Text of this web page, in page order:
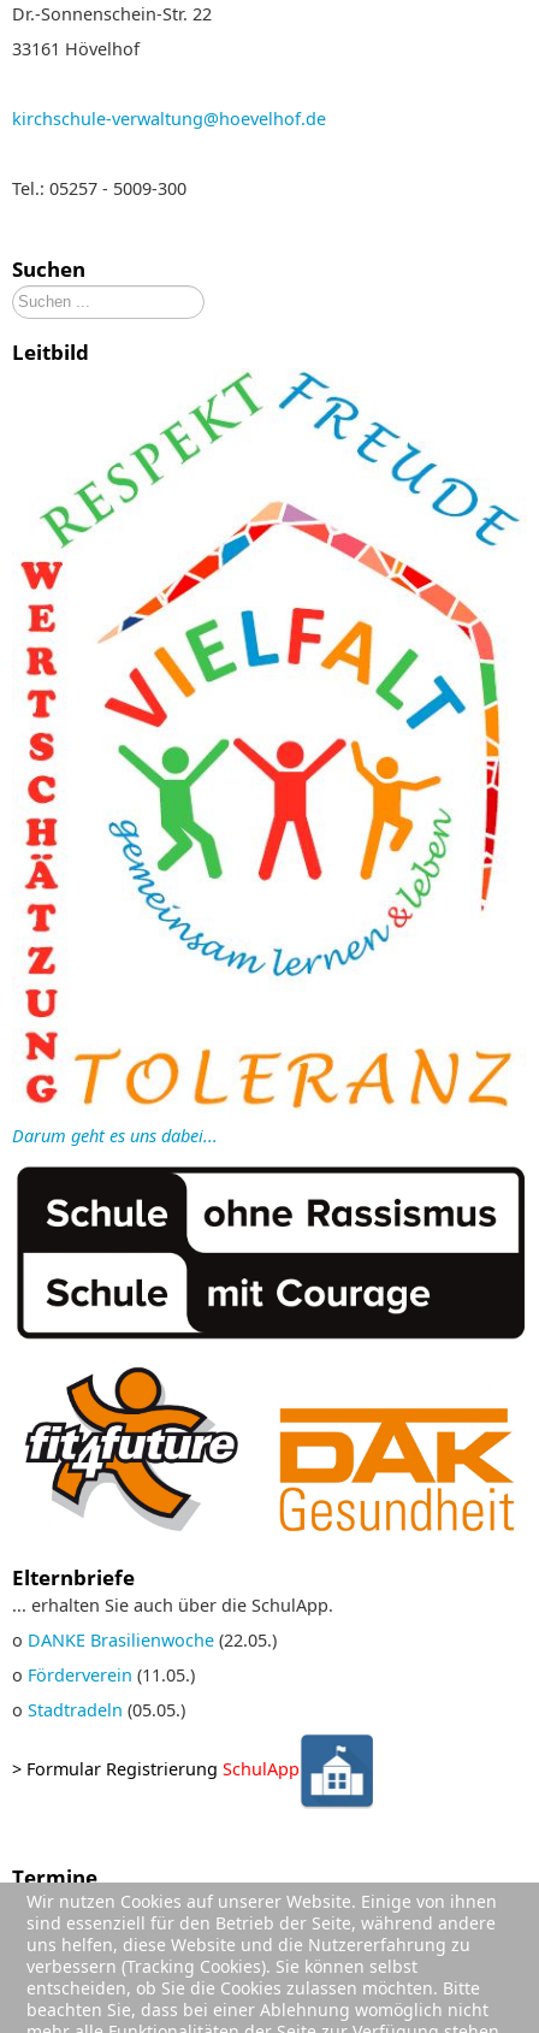
Dr.-Sonnenschein-Str. 22
33161 Hövelhof
kirchschule-verwaltung@hoevelhof.de
Tel.: 05257 - 5009-300
Suchen
Suchen
...
Leitbild
Darum geht es uns dabei...
Elternbriefe
... erhalten Sie auch über die SchulApp.
o DANKE Brasilienwoche (22.05.)
o Förderverein (11.05.)
o Stadtradeln (05.05.)
> Formular Registrierung SchulApp
Termine
01. Sep. 2026 ;
Sommerferien (Ende)
02. Sep. 2026 ;
1. Schultag Jg. 2-4
03. Sep. 2026;
Wir nutzen Cookies auf unserer Website. Einige von ihnen
sind essenziell für den Betrieb der Seite, während andere
uns helfen, diese Website und die Nutzererfahrung zu
verbessern (Tracking Cookies). Sie können selbst
entscheiden, ob Sie die Cookies zulassen möchten. Bitte
beachten Sie, dass bei einer Ablehnung womöglich nicht